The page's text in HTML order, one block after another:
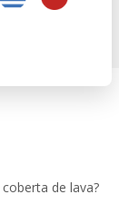
de lava?